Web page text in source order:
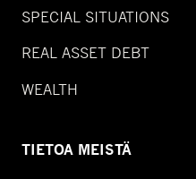
SPECIAL SITUATIONS
REAL ASSET DEBT
WEALTH
TIETOA MEISTÄ